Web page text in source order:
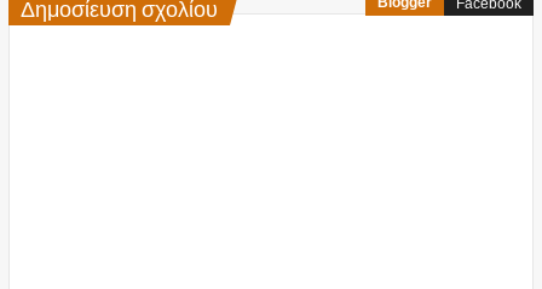
Δημοσίευση σχολίου Facebook